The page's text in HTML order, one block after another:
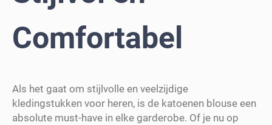
Comfortabel
Als het gaat om stijlvolle en veelzijdige
kledingstukken voor heren, is de katoenen blouse een
absolute must-have in elke garderobe. Of je nu op